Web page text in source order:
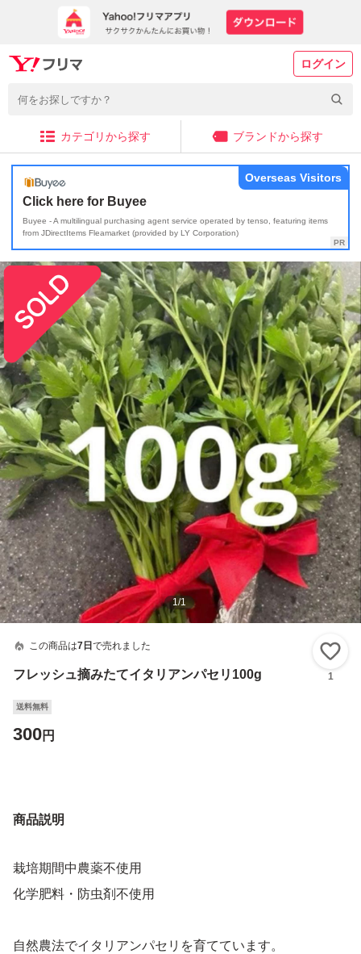
ログイン
カテゴリから探す ブランドから探す
Click here for Buyee
Buyee - A multilingual purchasing agent service operated by tenso, featuring items
from JDirectItems Fleamarket (provided by LY Corporation)
Overseas Visitors
1/1
この商品は7日 で売れました
フレッシュ摘みたてイタリアンパセリ100g 1
送料無料
300円
商品説明
栽培期間中農薬不使用
化学肥料・防虫剤不使用
自然農法でイタリアンパセリを育てています。